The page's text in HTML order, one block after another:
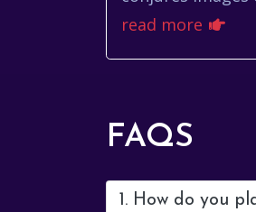
spinner
read more
FAQS
1. How do you